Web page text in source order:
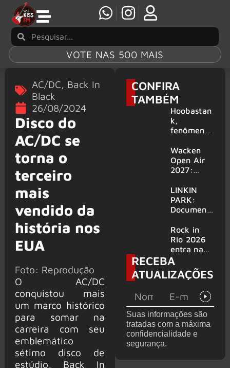
VOTE NAS 500 MAIS
AC/DC, Back In
Black
26/08/2024
Disco do
AC/DC se
torna o
terceiro
mais
vendido da
história nos
EUA
Foto: Reprodução
O AC/DC
conquistou mais
um marco histórico
para somar na
carreira com seu
emblemático
sétimo disco de
estúdio, Back In
CONFIRA
TAMBÉM
Hoobastan
k,
fenômeno
rock anos
2000,
volta ao
6 shows
Wacken
Open Air
2027:
amplia
line-up e
já
mais de 50
bandas
LINKIN
PARK:
Document
‘Unshatter’
e álbum ao
vivo são
anunciados
Rock in
Rio 2026
entra na
reta final
com
Cidade do
montagem
acelerada
e line-up
completo
confirmad
RECEBA
ATUALIZAÇÕES
Suas informações são
tratadas com a máxima
confidencialidade e
segurança.